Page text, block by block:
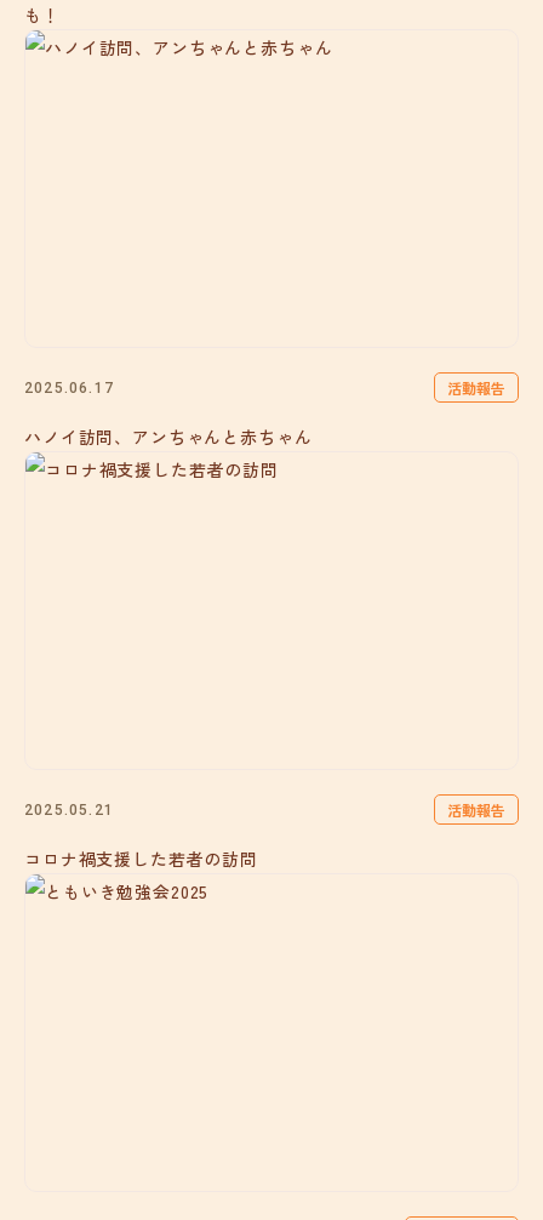
も！
2025.06.17 活動報告
ハノイ訪問、アンちゃんと赤ちゃん
2025.05.21 活動報告
コロナ禍支援した若者の訪問